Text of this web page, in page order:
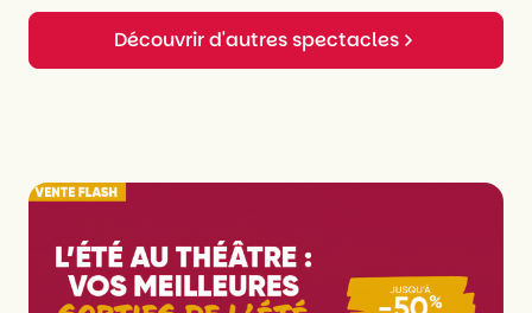
Découvrir d'autres spectacles